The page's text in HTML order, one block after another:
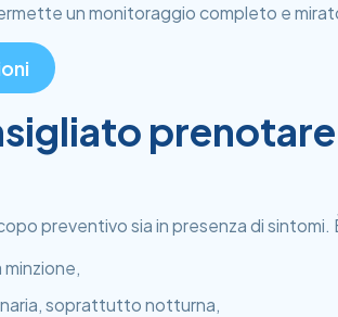
un monitoraggio completo e
prenotare
preventivo sia in presenza di
soprattutto notturna,